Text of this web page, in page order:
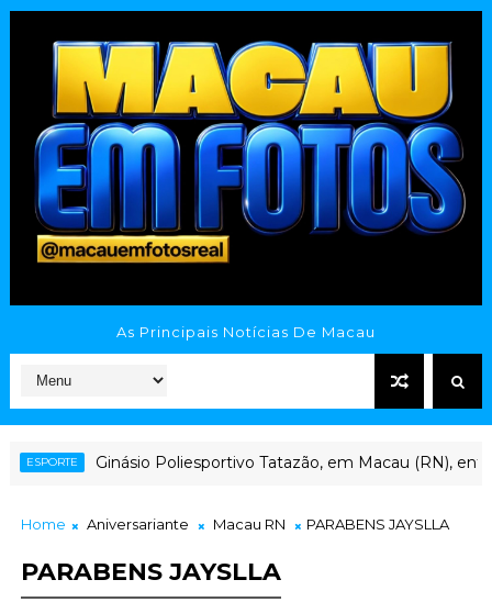
As Principais Notícias De Macau
Ginásio Poliesportivo Tatazão, em Macau (RN), enfrenta
Home Aniversariante Macau RN PARABENS JAYSLLA
PARABENS JAYSLLA